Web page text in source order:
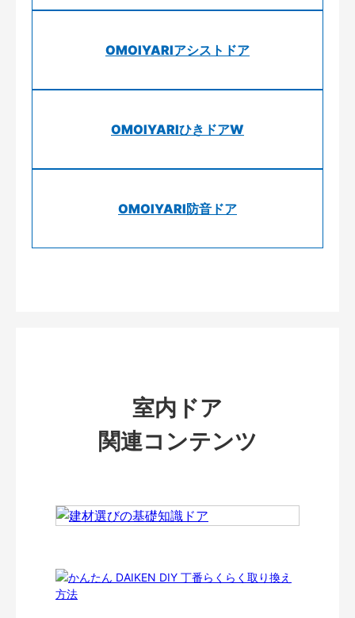
OMOIYARIアシストドア
OMOIYARIひきドアW
OMOIYARI防音ドア
室内ドア
関連コンテンツ